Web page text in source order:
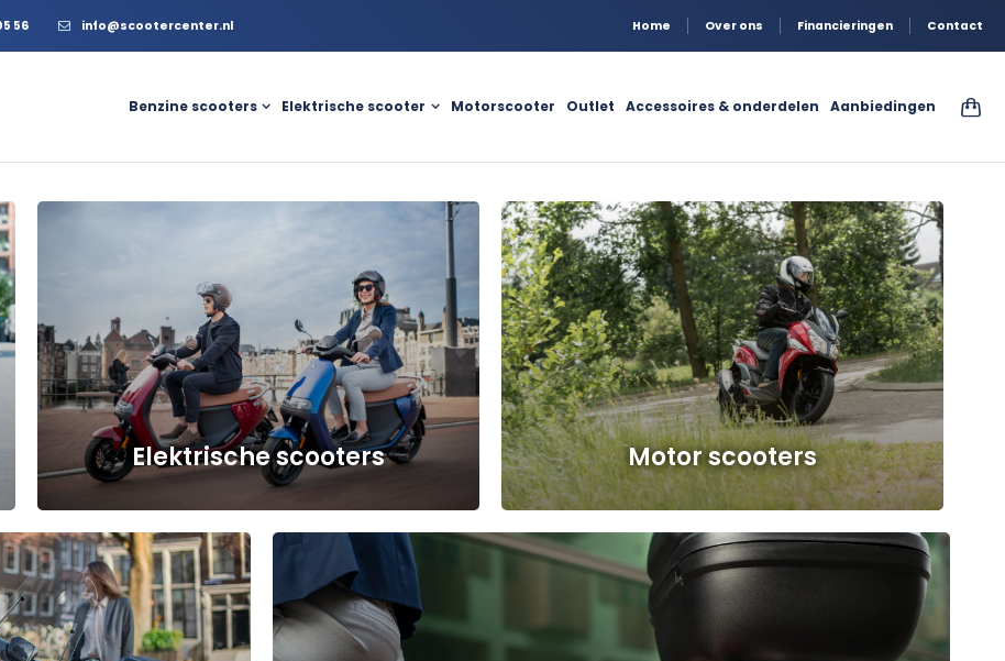
56 info@scootercenter.nl Home Over ons Financieringen Contact
Benzine scooters Elektrische scooter Motorscooter Outlet Accessoires & onderdelen Aanbiedingen
Elektrische scooters
a
Motor scooters
a
a